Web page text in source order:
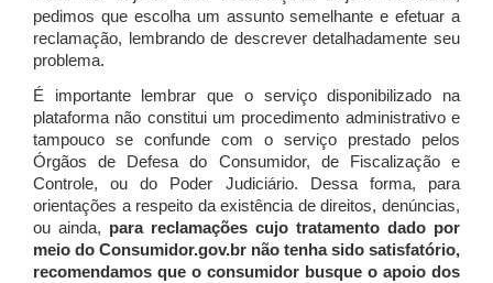
pedimos que escolha um assunto semelhante e efetuar a
reclamação, lembrando de descrever detalhadamente seu
problema.
É importante lembrar que o serviço disponibilizado na
plataforma não constitui um procedimento administrativo e
tampouco se confunde com o serviço prestado pelos
Órgãos de Defesa do Consumidor, de Fiscalização e
Controle, ou do Poder Judiciário. Dessa forma, para
orientações a respeito da existência de direitos, denúncias,
ou ainda, para reclamações cujo tratamento dado por
meio do Consumidor.gov.br não tenha sido satisfatório,
recomendamos que o consumidor busque o apoio dos